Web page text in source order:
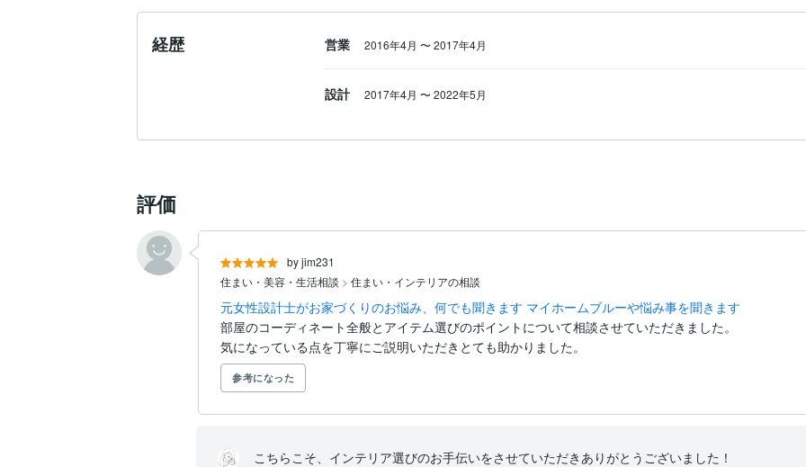
経歴 営業 2016年4月 〜2017年4月
設計 2017年4月 〜2022年5月
評価
by jim231
住まい・美容・生活相談 > 住まい・インテリアの相談
元女性設計士がお家づくりのお悩み、何でも聞きます マイホームブルーや悩み事を聞きます
部屋のコーディネート全般とアイテム選びのポイントについて相談させていただきました。
気になっている点を丁寧にご説明いただきとても助かりました。
参考になった
こちらこそ、インテリア選びのお手伝いをさせていただきありがとうございました！